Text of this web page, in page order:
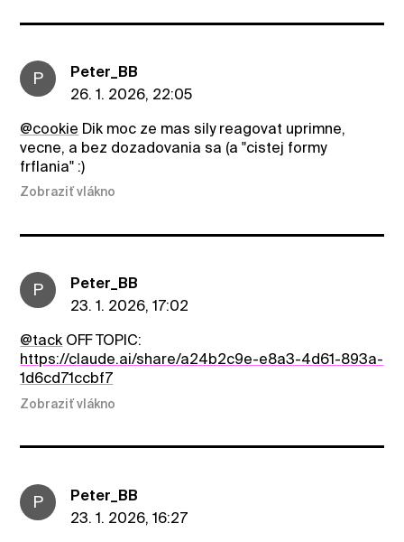
P
Peter_BB
26. 1. 2026, 22:05
@cookie Dik moc ze mas sily reagovat uprimne,
vecne, a bez dozadovania sa (a "cistej formy
frflania" :)
Zobraziť vlákno
P
Peter_BB
23. 1. 2026, 17:02
@tack OFF TOPIC:
https://claude.ai/share/a24b2c9e-e8a3-4d61-893a-
1d6cd71ccbf7
Zobraziť vlákno
P
Peter_BB
23. 1. 2026, 16:27